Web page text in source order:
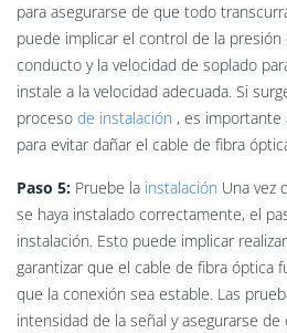
para asegurarse de que todo
puede implicar el control de la presión
conducto y la velocidad de soplado
instale a la velocidad adecuada. Si
proceso de instalación , es
para evitar dañar el cable de fibra
Paso 5: Pruebe la instalación Una vez
se haya instalado correctamente, el
instalación. Esto puede implicar
garantizar que el cable de fibra óptica
que la conexión sea estable. Las
intensidad de la señal y asegurarse